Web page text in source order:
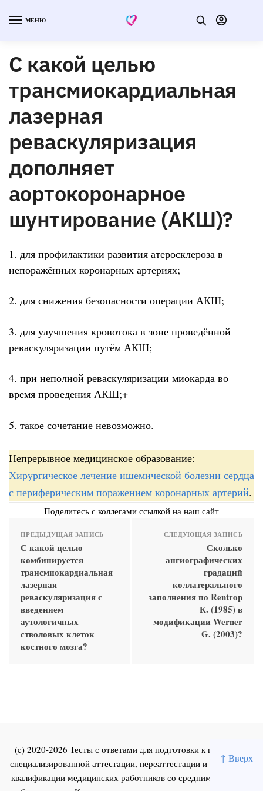
↑ Вверх
МЕНЮ
С какой целью
трансмиокардиальная
лазерная
реваскуляризация
дополняет
аортокоронарное
шунтирование (АКШ)?
1. для профилактики развития атеросклероза в
непоражённых коронарных артериях;
2. для снижения безопасности операции АКШ;
3. для улучшения кровотока в зоне проведённой
реваскуляризации путём АКШ;
4. при неполной реваскуляризации миокарда во
время проведения АКШ;+
5. такое сочетание невозможно.
Непрерывное медицинское образование:
Хирургическое лечение ишемической болезни сердца
с периферическим поражением коронарных артерий.
Поделитесь с коллегами ссылкой на наш сайт
ПРЕДЫДУЩАЯ ЗАПИСЬ
С какой целью
комбинируется
трансмиокардиальная
лазерная
реваскуляризация с
введением
аутологичных
стволовых клеток
костного мозга?
СЛЕДУЮЩАЯ ЗАПИСЬ
Сколько
ангиографических
градаций
коллатерального
заполнения по Rentrop
К. (1985) в
модификации Werner
G. (2003)?
(c) 2020-2026 Тесты с ответами для подготовки к первичной
специализированной аттестации, переаттестации и повышения
квалификации медицинских работников со средним и высшим